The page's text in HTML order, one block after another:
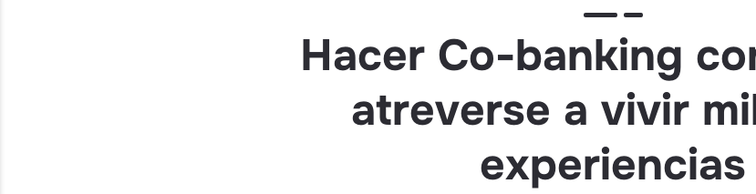
Hacer Co-banking
atreverse a vivir
experiencias